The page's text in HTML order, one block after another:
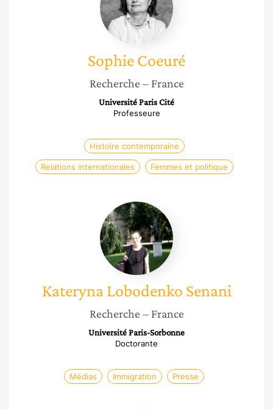
SophieCoeuré
Recherche – France
Université Paris Cité
Professeure
Histoire contemporaine
Relations internationales Femmes et politique
Kateryna
Lobodenko
Senani
Kateryna Lobodenko Senani
Recherche – France
Université Paris-Sorbonne
Doctorante
Médias Immigration Presse